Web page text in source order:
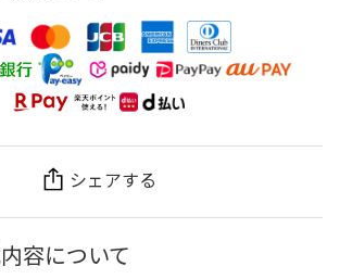
シェアする
容について